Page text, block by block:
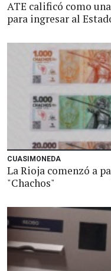
ATE calificó como
para ingresar al
CUASIMONEDA
La Rioja comenzó a
"Chachos"